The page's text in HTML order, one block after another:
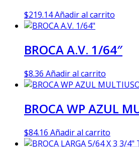
$219.14Añadir al carrito
BROCA A.V. 1/64″
$8.36 Añadir al carrito
BROCA WP AZUL
$84.16 Añadir al carrito